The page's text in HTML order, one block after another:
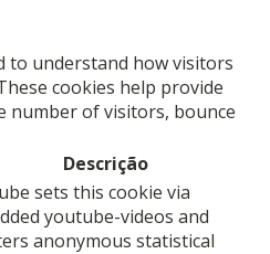
to understand how visitors
cookies help provide
number of visitors, bounce
Descrição
sets this cookie via
youtube-videos and
anonymous statistical